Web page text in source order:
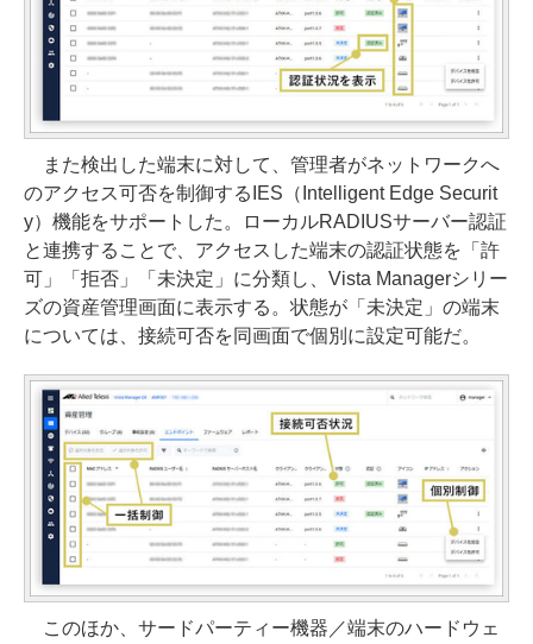
また検出した端末に対して、管理者がネットワークへ
のアクセス可否を制御するIES（Intelligent Edge Securit
y）機能をサポートした。ローカルRADIUSサーバー認証
と連携することで、アクセスした端末の認証状態を「許
可」「拒否」「未決定」に分類し、Vista Managerシリー
ズの資産管理画面に表示する。状態が「未決定」の端末
については、接続可否を同画面で個別に設定可能だ。
このほか、サードパーティー機器／端末のハードウェ